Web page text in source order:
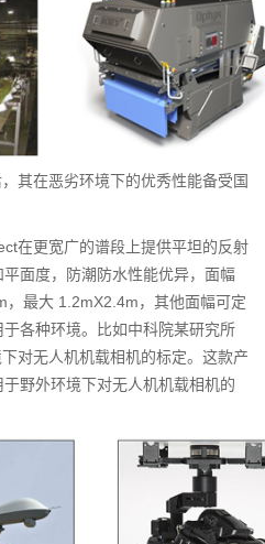
其在恶劣环境下的优秀性能备受国
在更宽广的谱段上提供平坦的反射
面度，防潮防水性能优异，面幅
最大 1.2mX2.4m，其他面幅可定
各种环境。比如中科院某研究所
对无人机机载相机的标定。这款产
野外环境下对无人机机载相机的